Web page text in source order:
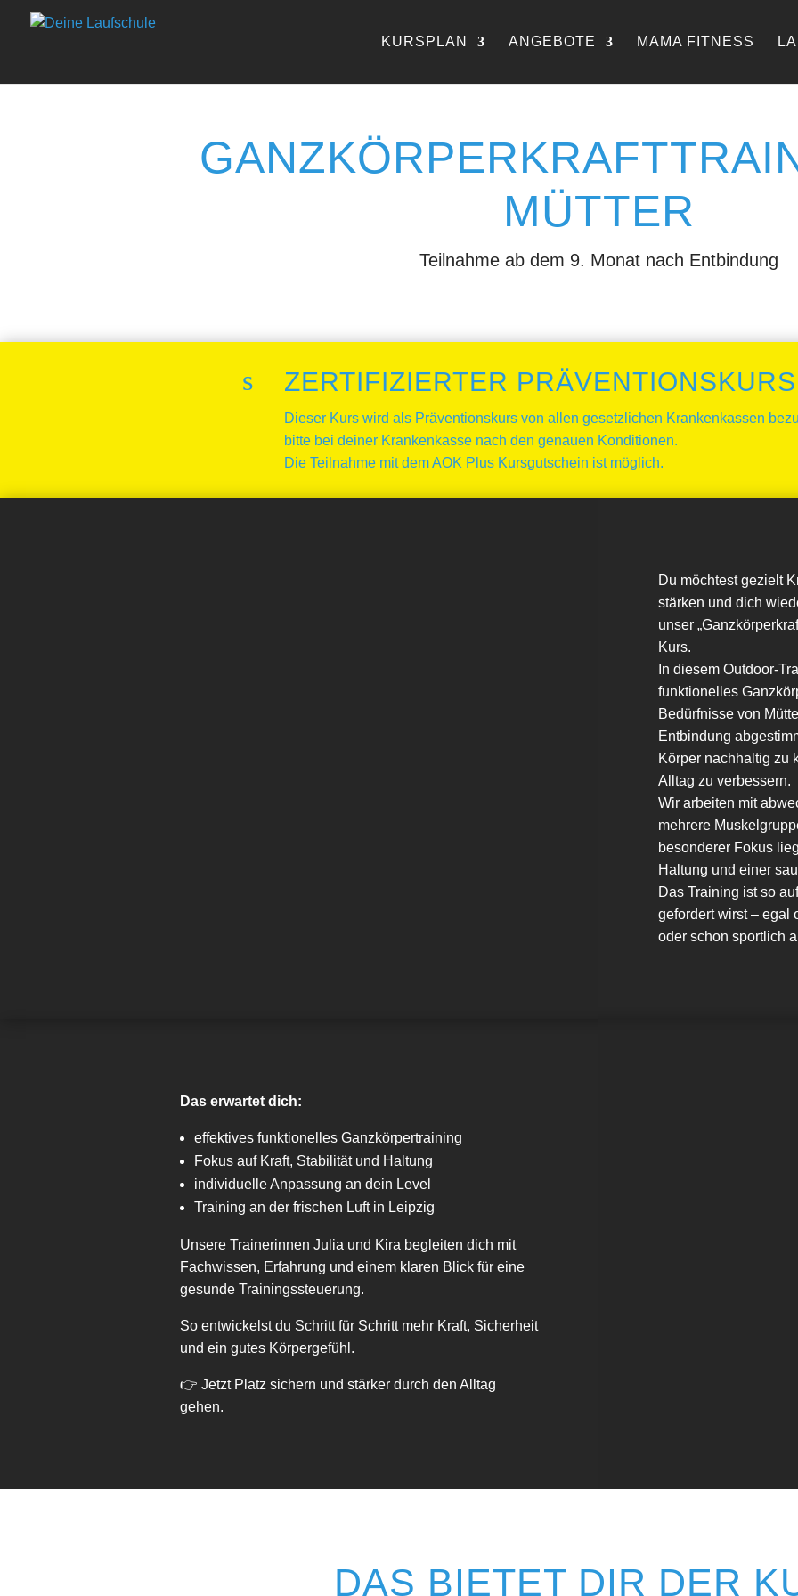
KURSPLAN ANGEBOTE MAMA FITNESS
MÜTTER
Teilnahme ab dem 9. Monat nach Entbindung
s ZERTIFIZIERTER PRÄVENTIONSKURS
Dieser Kurs wird als Präventionskurs von allen gesetzlichen Krankenkassen
bitte bei deiner Krankenkasse nach den genauen Konditionen.
Die Teilnahme mit dem AOK Plus Kursgutschein ist möglich.
Du möchtest gezielt
stärken und dich
unser
Kurs.
In diesem Outdoor-
funktionelles
Bedürfnisse von
Entbindung
Körper nachhaltig zu
Alltag zu verbessern.
Wir arbeiten mit
mehrere
besonderer Fokus
Haltung und einer
Das Training ist so
gefordert wirst – egal
oder schon sportlich
Das erwartet dich:
effektives funktionelles Ganzkörpertraining
Fokus auf Kraft, Stabilität und Haltung
individuelle Anpassung an dein Level
Training an der frischen Luft in Leipzig
Unsere Trainerinnen Julia und Kira begleiten dich mit
Fachwissen, Erfahrung und einem klaren Blick für eine
gesunde Trainingssteuerung.
So entwickelst du Schritt für Schritt mehr Kraft, Sicherheit
und ein gutes Körpergefühl.
👉 Jetzt Platz sichern und stärker durch den Alltag
gehen.
DAS BIETET DIR DER